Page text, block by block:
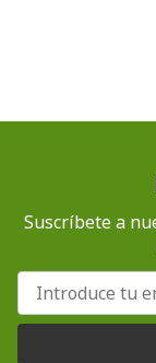
Suscríbete a